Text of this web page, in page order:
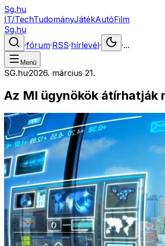
Sg.hu
IT/TechTudományJátékAutóFilm
Sg.hu
·fórum·RSS·hírlevél· ·...
Menü
SG.hu·2026. március 21.
Az MI ügynökök átírhatják